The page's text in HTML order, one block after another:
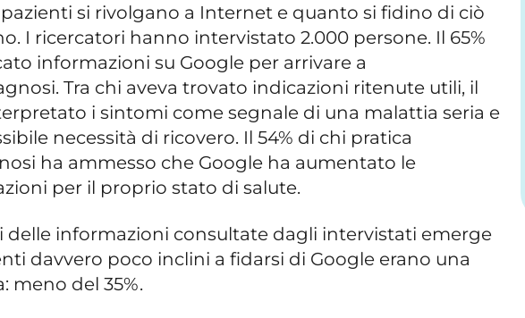
si rivolgano a Internet e quanto si fidino di ciò
I ricercatori hanno intervistato 2.000 persone. Il 65%
informazioni su Google per arrivare a
Tra chi aveva trovato indicazioni ritenute utili, il
i sintomi come segnale di una malattia seria e
necessità di ricovero. Il 54% di chi pratica
ha ammesso che Google ha aumentato le
per il proprio stato di salute.
delle informazioni consultate dagli intervistati emerge
davvero poco inclini a fidarsi di Google erano una
meno del 35%.